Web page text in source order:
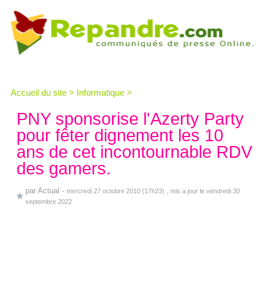
Accueil du site > Informatique >
PNY sponsorise l'Azerty Party
pour fêter dignement les 10
ans de cet incontournable RDV
des gamers.
par Actual - mercredi 27 octobre 2010 (17h23)
, mis a jour le vendredi 30
septembre 2022